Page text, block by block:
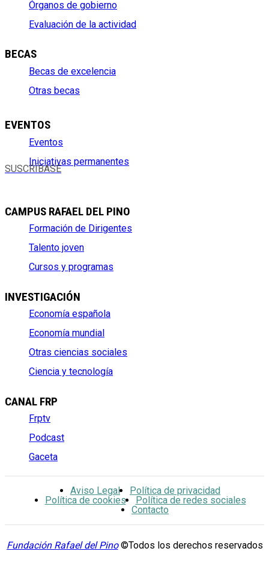
Órganos de gobierno
Evaluación de la actividad
BECAS
Becas de excelencia
Otras becas
EVENTOS
Eventos
Iniciativas permanentes
SUSCRÍBASE
CAMPUS RAFAEL DEL PINO
Formación de Dirigentes
Talento joven
Cursos y programas
INVESTIGACIÓN
Economía española
Economía mundial
Otras ciencias sociales
Ciencia y tecnología
CANAL FRP
Frptv
Podcast
Gaceta
Aviso Legal
Política de privacidad
Política de cookies
Política de redes sociales
Contacto
Fundación Rafael del Pino©Todos los derechos reservados